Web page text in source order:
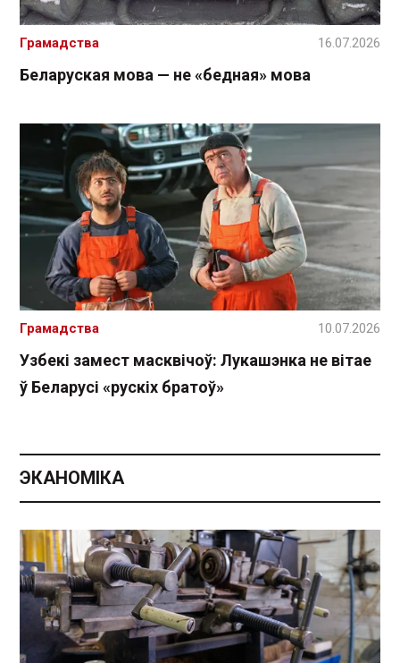
Беларуская мова — не «бедная» мова
Грамадства 16.07.2026
Узбекі замест масквічоў: Лукашэнка не вітае
ў Беларусі «рускіх братоў»
Грамадства 10.07.2026
ЭКАНОМІКА